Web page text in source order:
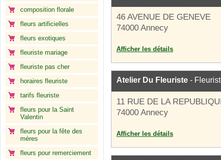
composition florale
fleurs artificielles
fleurs exotiques
fleuriste mariage
fleuriste pas cher
horaires fleuriste
tarifs fleuriste
fleurs pour la Saint
Valentin
fleurs pour la fête des
mères
fleurs pour remerciement
46 AVENUE DE GENEVE
74000 Annecy
Afficher les détails
Atelier Du Fleuriste -
11 RUE DE LA
74000 Annecy
Afficher les détails